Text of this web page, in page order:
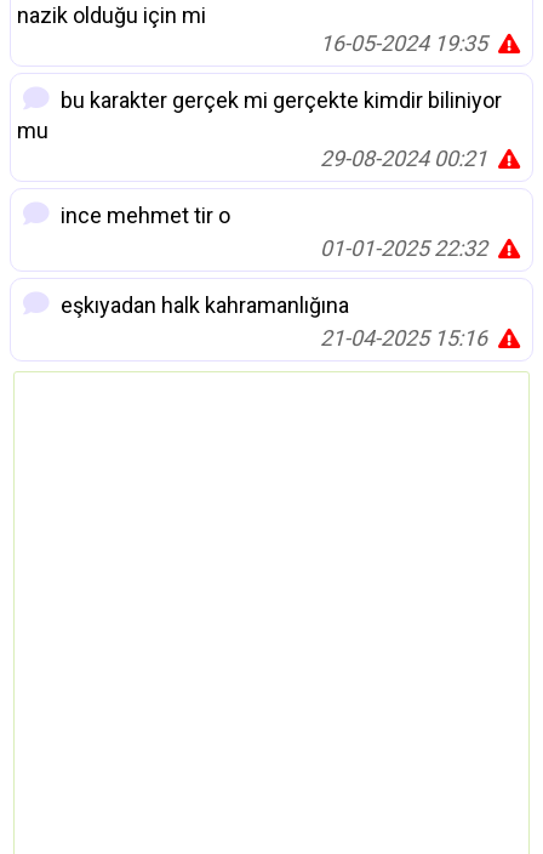
nazik olduğu için mi
16-05-2024 19:35
bu karakter gerçek mi gerçekte kimdir biliniyor
mu
29-08-2024 00:21
ince mehmet tir o
01-01-2025 22:32
eşkıyadan halk kahramanlığına
21-04-2025 15:16